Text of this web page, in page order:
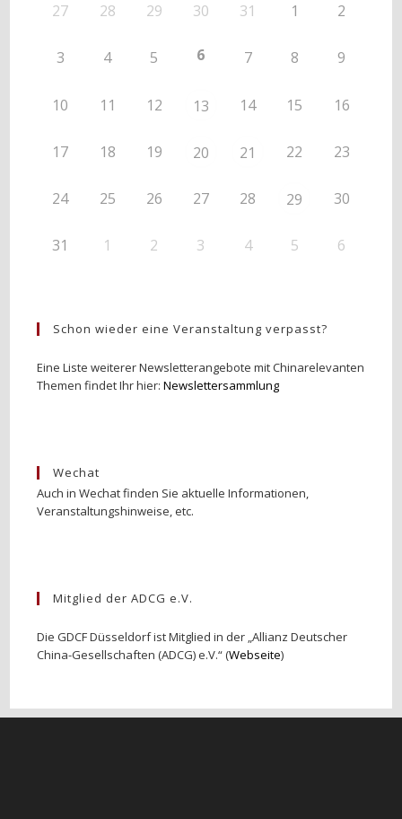
27 28 29 30 31 1 2
3 4 5 6 7 8 9
10 11 12 13 14 15 16
17 18 19 20 21 22 23
24 25 26 27 28 29 30
31 1 2 3 4 5 6
Schon wieder eine Veranstaltung verpasst?
Eine Liste weiterer Newsletterangebote mit Chinarelevanten
Themen findet Ihr hier:Newslettersammlung
Wechat
Auch in Wechat finden Sie aktuelle Informationen,
Veranstaltungshinweise, etc.
Mitglied der ADCG e.V.
Die GDCF Düsseldorf ist Mitglied in der „Allianz Deutscher
China-Gesellschaften (ADCG) e.V.“ (Webseite)